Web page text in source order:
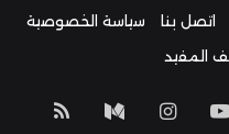
اتصل بنا
سياسة الخصوصية
المفيد
‫YouTube
انستقراموسط